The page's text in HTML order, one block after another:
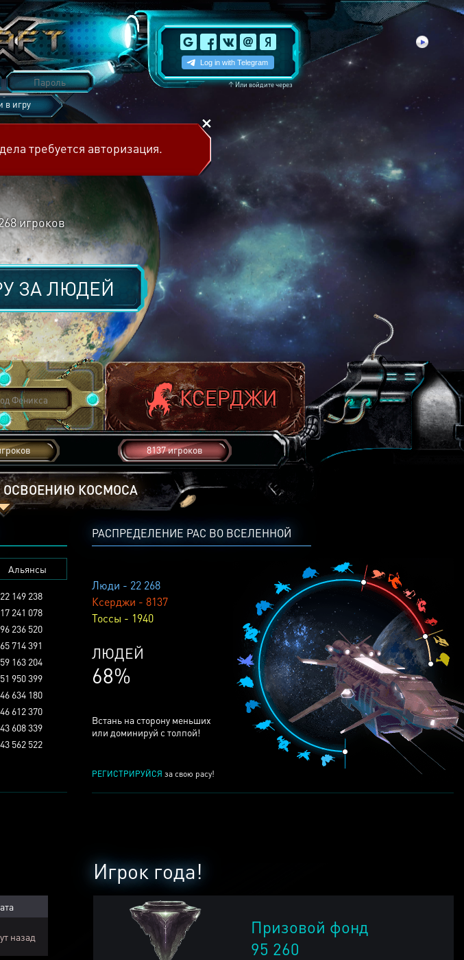
↑Или войдите через
в игру
требуется авторизация.
игроков
ЗАЛЮДЕЙ
8137 игроков
ОСВОЕНИЮ КОСМОСА
РАСПРЕДЕЛЕНИЕ РАС ВО ВСЕЛЕННОЙ
Люди - 22 268
Ксерджи - 8137
Тоссы - 1940
КСЕРДЖЕЙ
25%
Встань на сторону меньших
или доминируй с толпой!
РЕГИСТРИРУЙСЯ за свою расу!
Альянсы
149 238
241 078
236 520
714 391
163 204
950 399
634 180
612 370
608 339
562 522
Игрок года!
Призовой фонд
95 260
назад